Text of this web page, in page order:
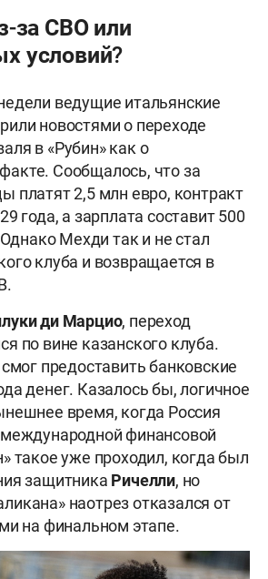
за СВО или
условий?
ведущие итальянские
новостями о переходе
в «Рубин» как о
Сообщалось, что за
платят 2,5 млн евро, контракт
года, а зарплата составит 500
Мехди так и не стал
клуба и возвращается в
ди Марцио, переход
по вине казанского клуба.
предоставить банковские
денег. Казалось бы, логичное
время, когда Россия
финансовой
такое уже проходил, когда был
защитника Ричелли, но
наотрез отказался от
на финальном этапе.